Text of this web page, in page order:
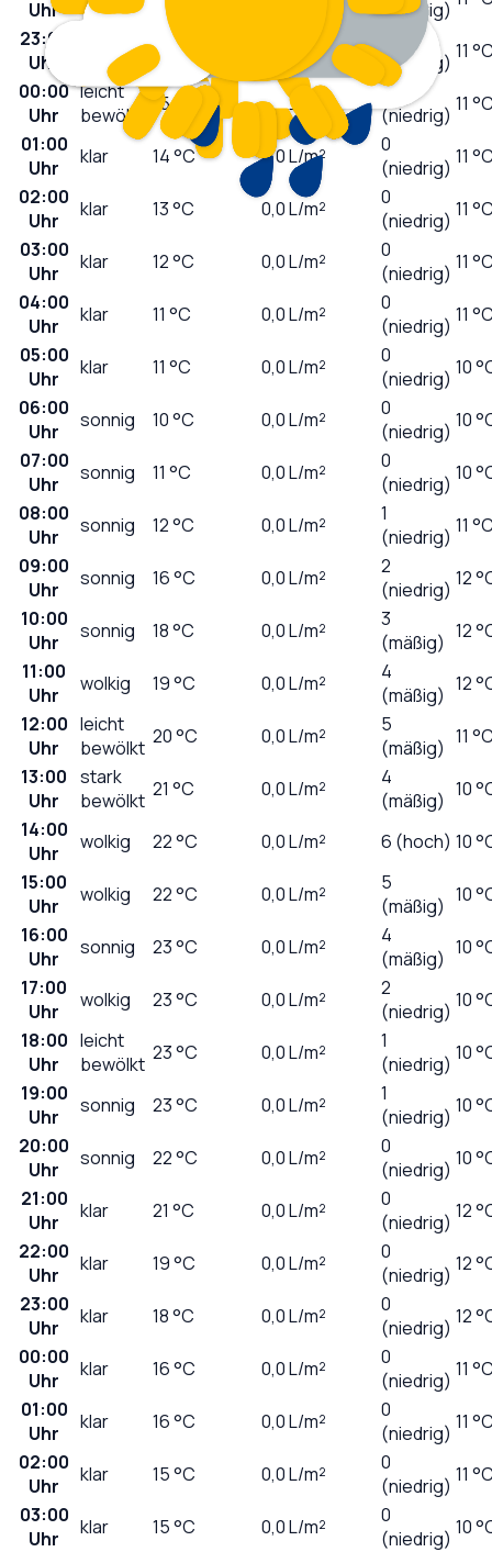
Uhr (niedrig)
23:00
Uhr
16 °C L/m²
(niedrig) 11
00:00
Uhr
leicht
bewölkt
15°C 0,0L/m²
0
(niedrig) 11
01:00
Uhr
klar 14°C 0,0L/m²
0
(niedrig) 11
02:00
Uhr
klar 13°C 0,0L/m²
0
(niedrig) 11
03:00
Uhr
klar 12°C 0,0L/m²
0
(niedrig) 11
04:00
Uhr
klar 11 °C 0,0L/m²
0
(niedrig) 11
05:00
Uhr
klar 11 °C 0,0L/m²
0
(niedrig) 10
06:00
Uhr
sonnig 10°C 0,0L/m²
0
(niedrig) 10
07:00
Uhr
sonnig 11 °C 0,0L/m²
0
(niedrig) 10
08:00
Uhr
sonnig 12°C 0,0L/m²
1
(niedrig) 11
09:00
Uhr
sonnig 16°C 0,0L/m²
2
(niedrig) 12
10:00
Uhr
sonnig 18°C 0,0L/m²
3
(mäßig) 12
11:00
Uhr
wolkig 19°C 0,0L/m²
4
(mäßig) 12
12:00
Uhr
leicht
bewölkt 20°C 0,0L/m²
5
(mäßig) 11
13:00
Uhr
stark
bewölkt 21 °C 0,0L/m²
4
(mäßig) 10
14:00
Uhr
wolkig 22°C 0,0L/m² 6 (hoch) 10
15:00
Uhr
wolkig 22°C 0,0L/m²
5
(mäßig) 10
16:00
Uhr
sonnig 23°C 0,0L/m²
4
(mäßig) 10
17:00
Uhr
wolkig 23°C 0,0L/m²
2
(niedrig) 10
18:00
Uhr
leicht
bewölkt 23°C 0,0L/m²
1
(niedrig) 10
19:00
Uhr
sonnig 23°C 0,0L/m²
1
(niedrig) 10
20:00
Uhr
sonnig 22°C 0,0L/m²
0
(niedrig) 10
21:00
Uhr
klar 21 °C 0,0L/m²
0
(niedrig) 12
22:00
Uhr
klar 19°C 0,0L/m²
0
(niedrig) 12
23:00
Uhr
klar 18°C 0,0L/m²
0
(niedrig) 12
00:00
Uhr
klar 16°C 0,0L/m²
0
(niedrig) 11
01:00
Uhr
klar 16°C 0,0L/m²
0
(niedrig) 11
02:00
Uhr
klar 15°C 0,0L/m²
0
(niedrig) 11
03:00
Uhr
klar 15°C 0,0L/m²
0
(niedrig) 10